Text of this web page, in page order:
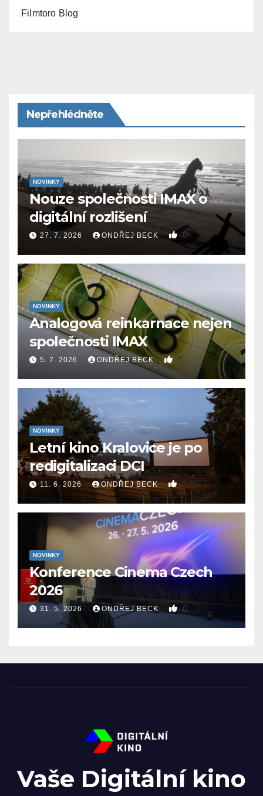
Filmtoro Blog
Nepřehlédněte
NOVINKY
Nouze společnosti IMAX o
digitální rozlišení
27. 7. 2026 ONDŘEJ BECK 0
NOVINKY
Analogová reinkarnace nejen
společnosti IMAX
5. 7. 2026 ONDŘEJ BECK 0
NOVINKY
Letní kino Kralovice je po
redigitalizaci DCI
11. 6. 2026 ONDŘEJ BECK 0
NOVINKY
Konference Cinema Czech
2026
31. 5. 2026 ONDŘEJ BECK 0
Vaše Digitální kino